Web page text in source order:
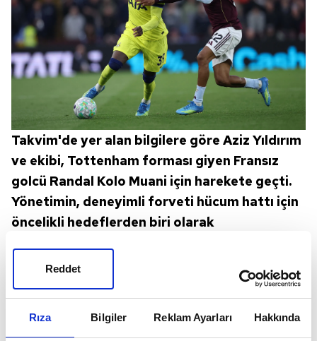
Rıza Bilgiler Reklam Ayarları Hakkında
Reddet
Takvim'de yer alan bilgilere göre Aziz Yıldırım
ve ekibi, Tottenham forması giyen Fransız
golcü Randal Kolo Muani için harekete geçti.
Yönetimin, deneyimli forveti hücum hattı için
öncelikli hedeflerden biri olarak